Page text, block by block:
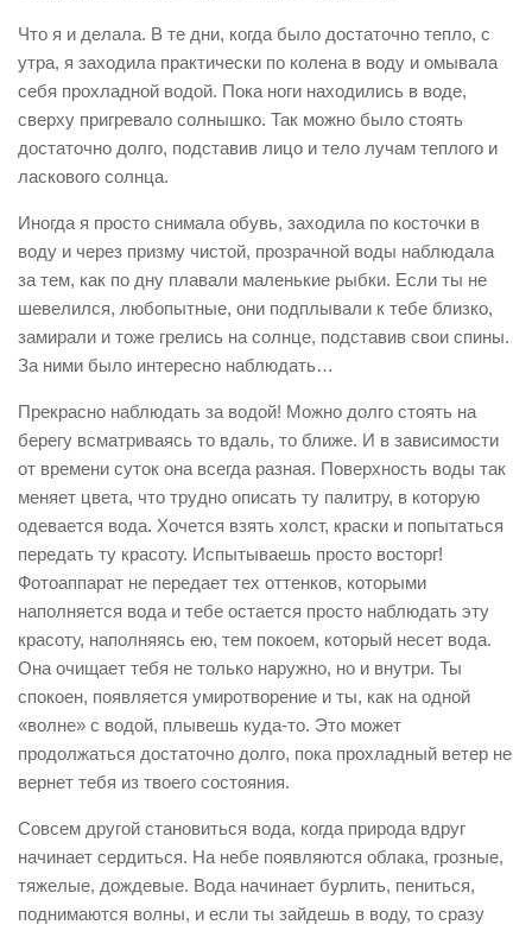
Что я и делала. В те дни, когда было достаточно тепло, с
утра, я заходила практически по колена в воду и омывала
себя прохладной водой. Пока ноги находились в воде,
сверху пригревало солнышко. Так можно было стоять
достаточно долго, подставив лицо и тело лучам теплого и
ласкового солнца.
Иногда я просто снимала обувь, заходила по косточки в
воду и через призму чистой, прозрачной воды наблюдала
за тем, как по дну плавали маленькие рыбки. Если ты не
шевелился, любопытные, они подплывали к тебе близко,
замирали и тоже грелись на солнце, подставив свои спины.
За ними было интересно наблюдать…
Прекрасно наблюдать за водой! Можно долго стоять на
берегу всматриваясь то вдаль, то ближе. И в зависимости
от времени суток она всегда разная. Поверхность воды так
меняет цвета, что трудно описать ту палитру, в которую
одевается вода. Хочется взять холст, краски и попытаться
передать ту красоту. Испытываешь просто восторг!
Фотоаппарат не передает тех оттенков, которыми
наполняется вода и тебе остается просто наблюдать эту
красоту, наполняясь ею, тем покоем, который несет вода.
Она очищает тебя не только наружно, но и внутри. Ты
спокоен, появляется умиротворение и ты, как на одной
«волне» с водой, плывешь куда-то. Это может
продолжаться достаточно долго, пока прохладный ветер не
вернет тебя из твоего состояния.
Совсем другой становиться вода, когда природа вдруг
начинает сердиться. На небе появляются облака, грозные,
тяжелые, дождевые. Вода начинает бурлить, пениться,
поднимаются волны, и если ты зайдешь в воду, то сразу